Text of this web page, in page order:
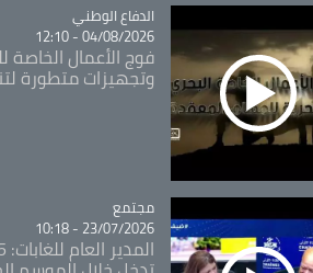
Catégorie
الدفاع الوطني
04/08/2026 - 12:10
فوج الأعمال الخاصة
وتجهيزات متطورة
Catégorie
مجتمع
23/07/2026 - 10:18